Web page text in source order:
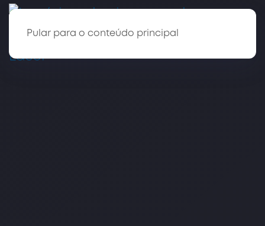
Pular para o conteúdo principal